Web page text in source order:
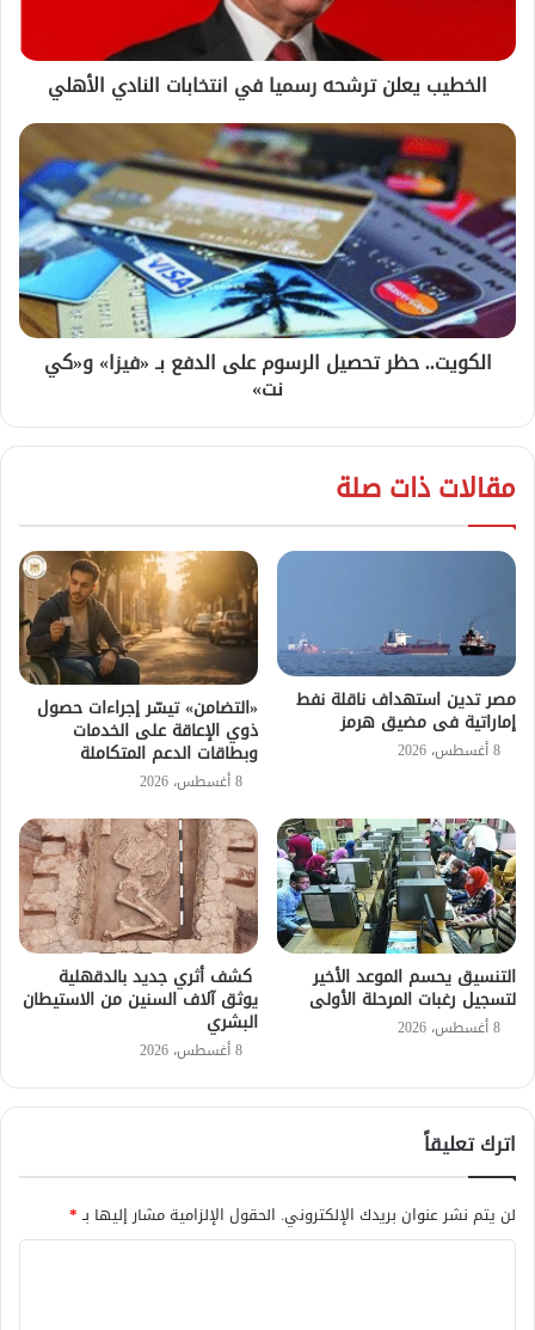
الخطيب يعلن ترشحه رسميا في انتخابات النادي الأهلي
الكويت.. حظر تحصيل الرسوم على الدفع بـ «فيزا» و«كي
نت»
مقالات ذات صلة
مصر تدين استهداف ناقلة نفط
إماراتية فى مضيق هرمز
8 أغسطس، 2026
«التضامن» تيسّر إجراءات حصول
ذوي الإعاقة على الخدمات
وبطاقات الدعم المتكاملة
8 أغسطس، 2026
التنسيق يحسم الموعد الأخير
لتسجيل رغبات المرحلة الأولى
8 أغسطس، 2026
كشف أثري جديد بالدقهلية
يوثق آلاف السنين من الاستيطان
البشري
8 أغسطس، 2026
اترك تعليقاً
لن يتم نشر عنوان بريدك الإلكتروني. الحقول الإلزامية مشار إليها بـ*